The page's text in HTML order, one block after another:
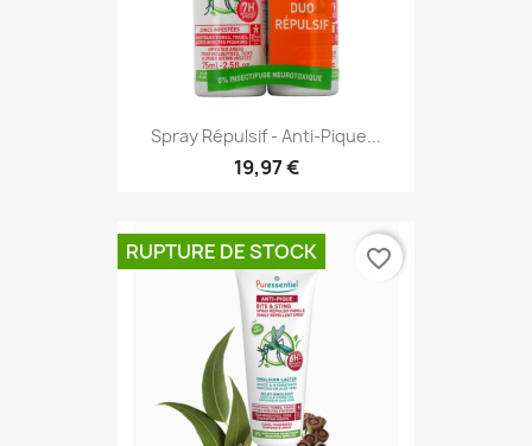
Spray Répulsif - Anti-Pique...
19,97 €
RUPTURE DE STOCK favorite_border